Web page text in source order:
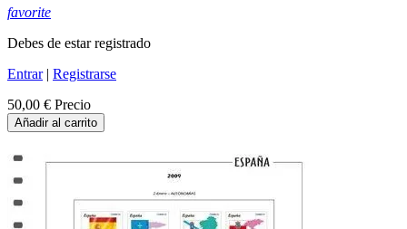
favorite
Debes de estar registrado
Entrar| Registrarse
50,00 € Precio
Añadir al carrito